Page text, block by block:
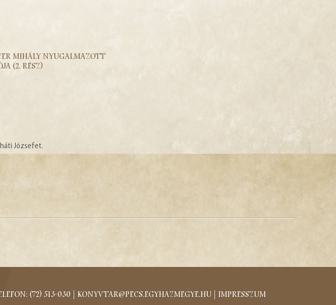
MIHÁLY NYUGALMAZOTT
(2. RÉSZ)
Józsefet.
(72) 513-030 | konyvtar@pecs.egyhazmegye.hu Impresszum